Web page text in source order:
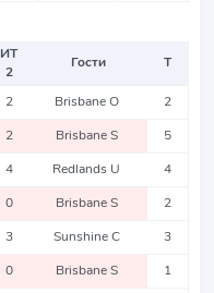
ИТ
2
Гости Т
2 Brisbane O 2
2 Brisbane S 5
4 Redlands U 4
0 Brisbane S 2
3 Sunshine C 3
0 Brisbane S 1